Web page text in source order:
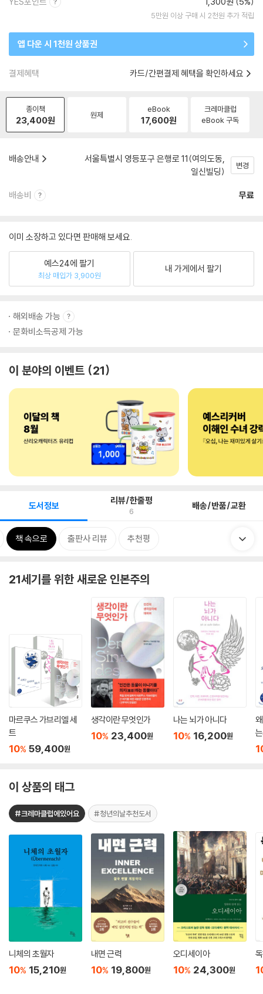
5만원 이상 구매 시 2천원 추가 적립
앱 다운 시 1천원 상품권
결제혜택 카드/간편결제 혜택을 확인하세요
종이책
23,400원 원제
eBook
17,600원
크레마클럽
eBook 구독
배송안내
서울특별시 영등포구 은행로 11(여의도동,
일신빌딩)
변경
배송비 무료
이미 소장하고 있다면 판매해 보세요.
예스24에 팔기
최상 매입가 3,900원
내 가게에서 팔기
해외배송 가능
문화비소득공제 가능
이 분야의 이벤트 21
도서정보 리뷰/한줄평
6 배송/반품/교환
책 속으로 출판사 리뷰 추천평
21세기를 위한 새로운 인본주의
마르쿠스 가브리엘 세
트
10% 59,400원
생각이란 무엇인가
10% 23,400원
나는 뇌가 아니다
10% 16,200원
이 상품의 태그
#크레마클럽에있어요 #청년의날추천도서
니체의 초월자
10% 15,210원
내면 근력
10% 19,800원
오디세이아
10% 24,300원